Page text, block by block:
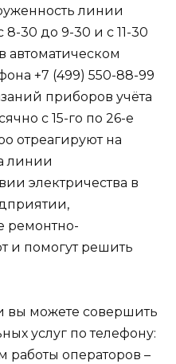
линии
30 до 9-30 и с 11-30
автоматическом
+7 (499) 550-88-99
приборов учёта
с 15-го по 26-е
отреагируют на
линии
электричества в
ремонтно-
и помогут решить
вы можете совершить
услуг по телефону:
работы операторов –